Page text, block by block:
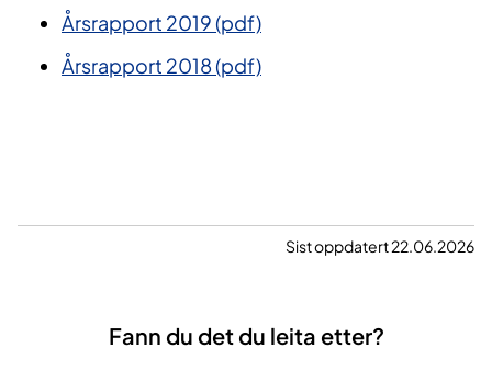
Årsrapport 2019 (pdf)
Årsrapport 2018 (pdf)
Sist oppdatert 22.06.2026
Fann du det du leita etter?